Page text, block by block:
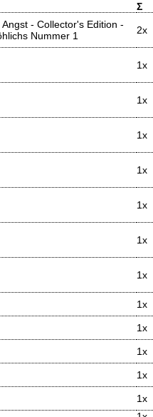
Σ
- Collector's Edition -
Nummer 1
2x
1x
1x
1x
1x
1x
1x
1x
1x
1x
1x
1x
1x